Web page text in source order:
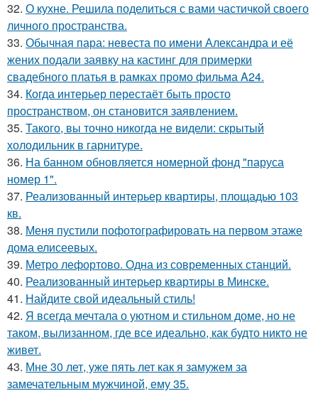
32. О кухне. Решила поделиться с вами частичкой своего
личного пространства.
33. Обычная пара: невеста по имени Александра и её
жених подали заявку на кастинг для примерки
свадебного платья в рамках промо фильма A24.
34. Когда интерьер перестаёт быть просто
пространством, он становится заявлением.
35. Такого, вы точно никогда не видели: скрытый
холодильник в гарнитуре.
36. На банном обновляется номерной фонд "паруса
номер 1".
37. Реализованный интерьер квартиры, площадью 103
кв.
38. Меня пустили пофотографировать на первом этаже
дома елисеевых.
39. Метро лефортово. Одна из современных станций.
40. Реализованный интерьер квартиры в Минске.
41. Найдите свой идеальный стиль!
42. Я всегда мечтала о уютном и стильном доме, но не
таком, вылизанном, где все идеально, как будто никто не
живет.
43. Мне 30 лет, уже пять лет как я замужем за
замечательным мужчиной, ему 35.